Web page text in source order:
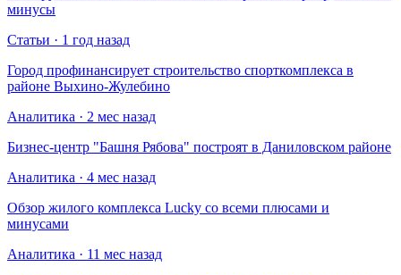
минусы
Статьи · 1 год назад
Город профинансирует строительство спорткомплекса в
районе Выхино-Жулебино
Аналитика · 2 мес назад
Бизнес-центр "Башня Рябова" построят в Даниловском районе
Аналитика · 4 мес назад
Обзор жилого комплекса Lucky со всеми плюсами и
минусами
Аналитика · 11 мес назад